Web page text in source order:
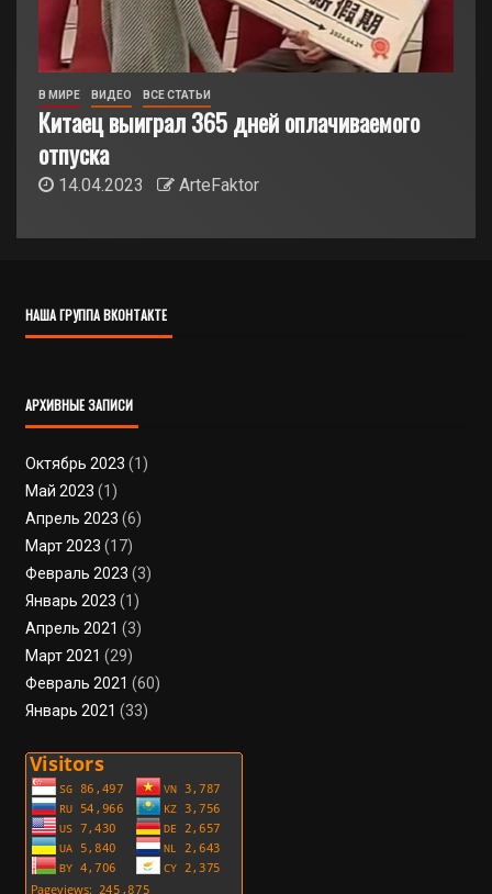
В МИРЕ ВИДЕО ВСЕ СТАТЬИ
Китаец выиграл 365 дней оплачиваемого
отпуска
14.04.2023 ArteFaktor
НАША ГРУППА ВКОНТАКТЕ
АРХИВНЫЕ ЗАПИСИ
Октябрь 2023 (1)
Май 2023 (1)
Апрель 2023 (6)
Март 2023 (17)
Февраль 2023 (3)
Январь 2023 (1)
Апрель 2021 (3)
Март 2021 (29)
Февраль 2021 (60)
Январь 2021 (33)